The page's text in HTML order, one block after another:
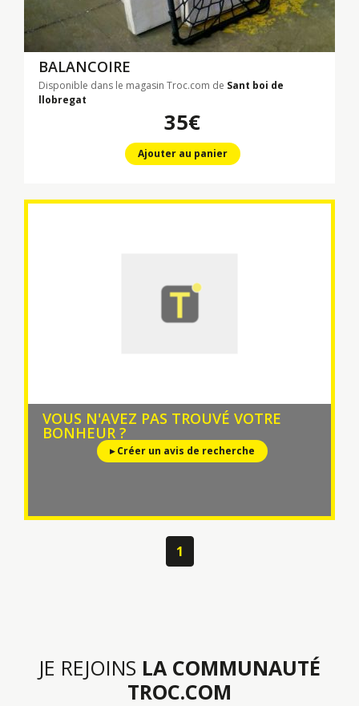
BALANCOIRE
Disponible dans le magasin Troc.com de Sant boi de
llobregat
35€
Ajouter au panier
VOUS N'AVEZ PAS TROUVÉ VOTRE
BONHEUR ?
▸ Créer un avis de recherche
1
JE REJOINS LA COMMUNAUTÉ
TROC.COM